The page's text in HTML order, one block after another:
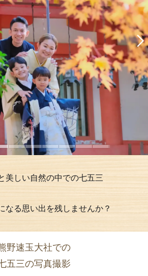
美しい自然の中での七五三
なる思い出を残しませんか？
野速玉大社での
五三の写真撮影